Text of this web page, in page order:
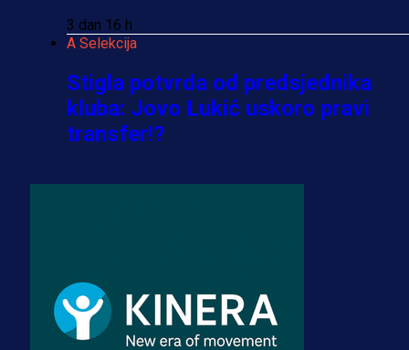
3 dan 16 h
A Selekcija
Stigla potvrda od predsjednika
kluba: Jovo Lukić uskoro pravi
transfer!?
dres BiH!
3 sedmica 3 dan
Premijer liga BiH